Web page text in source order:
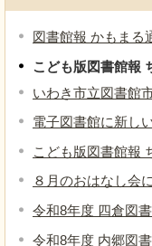
図書館報 かもまる
こども版図書館報
いわき市立図書館
電子図書館に新し
こども版図書館報
８月のおはなし会
令和8年度 四倉図
令和8年度 内郷図